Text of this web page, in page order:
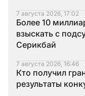
7 августа 2026, 17:02
Более 10
взыскать с
Серикбай
7 августа 2026, 16:46
Кто получил
результаты